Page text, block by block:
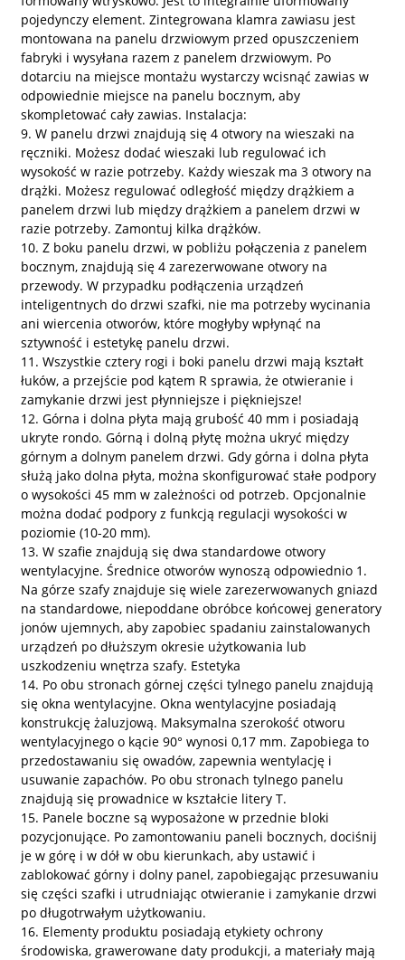
pojedynczy element. Zintegrowana klamra zawiasu jest
montowana na panelu drzwiowym przed opuszczeniem
fabryki i wysyłana razem z panelem drzwiowym. Po
dotarciu na miejsce montażu wystarczy wcisnąć zawias w
odpowiednie miejsce na panelu bocznym, aby
skompletować cały zawias. Instalacja:
9. W panelu drzwi znajdują się 4 otwory na wieszaki na
ręczniki. Możesz dodać wieszaki lub regulować ich
wysokość w razie potrzeby. Każdy wieszak ma 3 otwory na
drążki. Możesz regulować odległość między drążkiem a
panelem drzwi lub między drążkiem a panelem drzwi w
razie potrzeby. Zamontuj kilka drążków.
10. Z boku panelu drzwi, w pobliżu połączenia z panelem
bocznym, znajdują się 4 zarezerwowane otwory na
przewody. W przypadku podłączenia urządzeń
inteligentnych do drzwi szafki, nie ma potrzeby wycinania
ani wiercenia otworów, które mogłyby wpłynąć na
sztywność i estetykę panelu drzwi.
11. Wszystkie cztery rogi i boki panelu drzwi mają kształt
łuków, a przejście pod kątem R sprawia, że ​​otwieranie i
zamykanie drzwi jest płynniejsze i piękniejsze!
12. Górna i dolna płyta mają grubość 40 mm i posiadają
ukryte rondo. Górną i dolną płytę można ukryć między
górnym a dolnym panelem drzwi. Gdy górna i dolna płyta
służą jako dolna płyta, można skonfigurować stałe podpory
o wysokości 45 mm w zależności od potrzeb. Opcjonalnie
można dodać podpory z funkcją regulacji wysokości w
poziomie (10-20 mm).
13. W szafie znajdują się dwa standardowe otwory
wentylacyjne. Średnice otworów wynoszą odpowiednio 1.
Na górze szafy znajduje się wiele zarezerwowanych gniazd
na standardowe, niepoddane obróbce końcowej generatory
jonów ujemnych, aby zapobiec spadaniu zainstalowanych
urządzeń po dłuższym okresie użytkowania lub
uszkodzeniu wnętrza szafy. Estetyka
14. Po obu stronach górnej części tylnego panelu znajdują
się okna wentylacyjne. Okna wentylacyjne posiadają
konstrukcję żaluzjową. Maksymalna szerokość otworu
wentylacyjnego o kącie 90° wynosi 0,17 mm. Zapobiega to
przedostawaniu się owadów, zapewnia wentylację i
usuwanie zapachów. Po obu stronach tylnego panelu
znajdują się prowadnice w kształcie litery T.
15. Panele boczne są wyposażone w przednie bloki
pozycjonujące. Po zamontowaniu paneli bocznych, dociśnij
je w górę i w dół w obu kierunkach, aby ustawić i
zablokować górny i dolny panel, zapobiegając przesuwaniu
się części szafki i utrudniając otwieranie i zamykanie drzwi
po długotrwałym użytkowaniu.
16. Elementy produktu posiadają etykiety ochrony
środowiska, grawerowane daty produkcji, a materiały mają